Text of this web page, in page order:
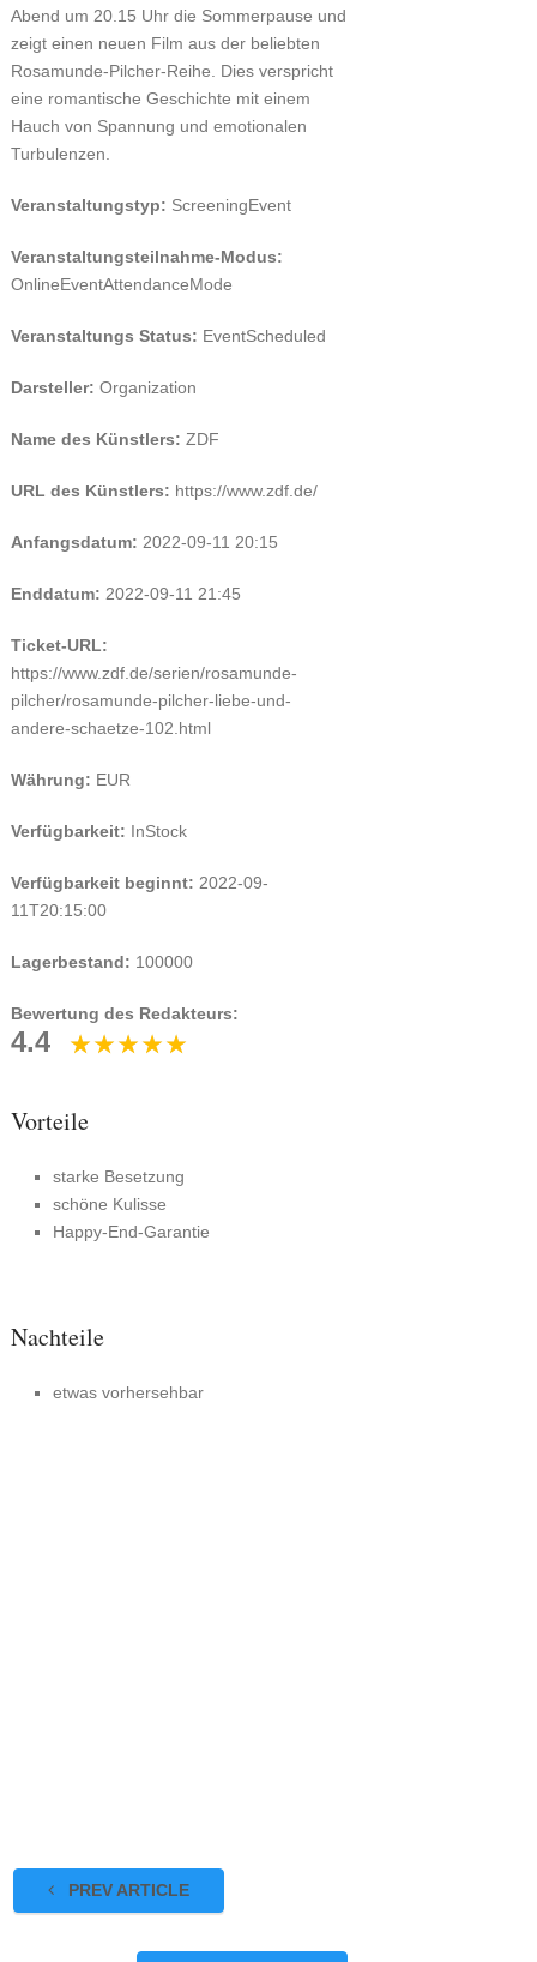
Abend um 20.15 Uhr die Sommerpause und
zeigt einen neuen Film aus der beliebten
Rosamunde-Pilcher-Reihe. Dies verspricht
eine romantische Geschichte mit einem
Hauch von Spannung und emotionalen
Turbulenzen.
Veranstaltungstyp: ScreeningEvent
Veranstaltungsteilnahme-Modus:
OnlineEventAttendanceMode
Veranstaltungs Status: EventScheduled
Darsteller: Organization
Name des Künstlers: ZDF
URL des Künstlers: https://www.zdf.de/
Anfangsdatum: 2022-09-11 20:15
Enddatum: 2022-09-11 21:45
Ticket-URL:
https://www.zdf.de/serien/rosamunde-
pilcher/rosamunde-pilcher-liebe-und-
andere-schaetze-102.html
Währung: EUR
Verfügbarkeit: InStock
Verfügbarkeit beginnt: 2022-09-
11T20:15:00
Lagerbestand: 100000
Bewertung des Redakteurs:
4.4
Vorteile
starke Besetzung
schöne Kulisse
Happy-End-Garantie
Nachteile
etwas vorhersehbar
PREV ARTICLE